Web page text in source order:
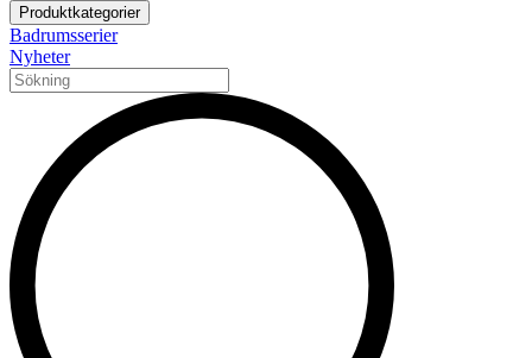
Produktkategorier
Badrumsserier
Nyheter